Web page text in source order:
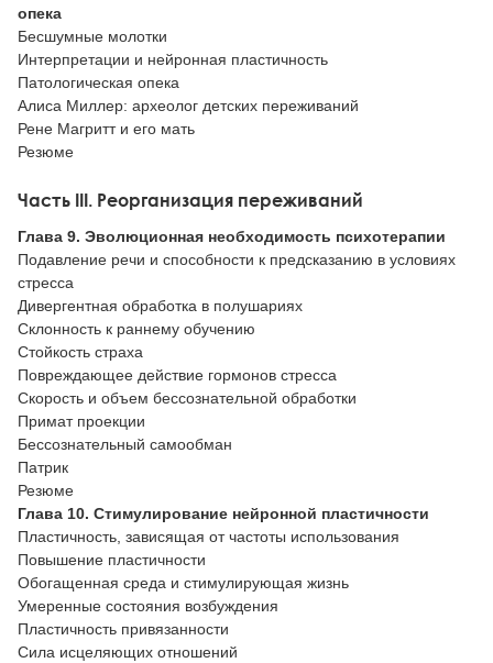
опека
Бесшумные молотки
Интерпретации и нейронная пластичность
Патологическая опека
Алиса Миллер: археолог детских переживаний
Рене Магритт и его мать
Резюме
Часть III. Реорганизация переживаний
Глава 9. Эволюционная необходимость психотерапии
Подавление речи и способности к предсказанию в условиях
стресса
Дивергентная обработка в полушариях
Склонность к раннему обучению
Стойкость страха
Повреждающее действие гормонов стресса
Скорость и объем бессознательной обработки
Примат проекции
Бессознательный самообман
Патрик
Резюме
Глава 10. Стимулирование нейронной пластичности
Пластичность, зависящая от частоты использования
Повышение пластичности
Обогащенная среда и стимулирующая жизнь
Умеренные состояния возбуждения
Пластичность привязанности
Сила исцеляющих отношений